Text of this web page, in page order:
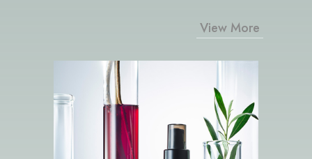
View More